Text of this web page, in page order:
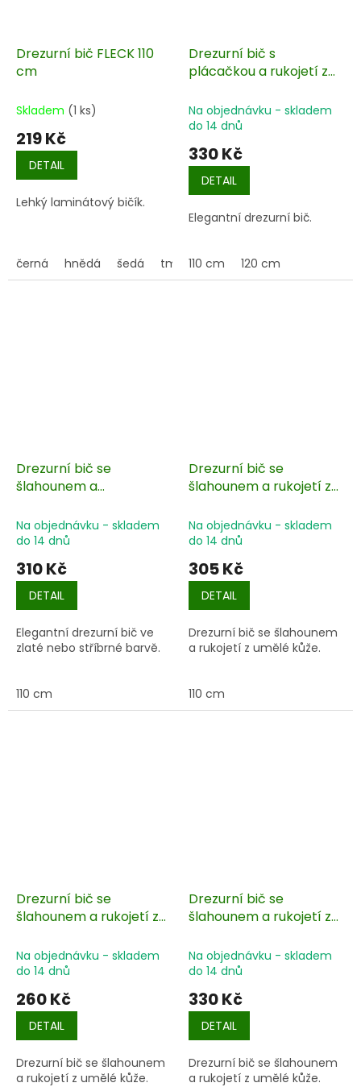
Drezurní bič FLECK 110
cm
Skladem (1 ks)
219 Kč
DETAIL
Lehký laminátový bičík.
černá hnědá šedá tmavě modrá světle modrá
Drezurní bič s
plácačkou a rukojetí z
Na objednávku - skladem
do 14 dnů
330 Kč
DETAIL
Elegantní drezurní bič.
110 cm 120 cm
Drezurní bič se
šlahounem a
Na objednávku - skladem
do 14 dnů
310 Kč
DETAIL
Elegantní drezurní bič ve
zlaté nebo stříbrné barvě.
110 cm
Drezurní bič se
šlahounem a rukojetí z
Na objednávku - skladem
do 14 dnů
305 Kč
DETAIL
Drezurní bič se šlahounem
a rukojetí z umělé kůže.
110 cm
Drezurní bič se
šlahounem a rukojetí z
Na objednávku - skladem
do 14 dnů
260 Kč
DETAIL
Drezurní bič se šlahounem
a rukojetí z umělé kůže.
Drezurní bič se
šlahounem a rukojetí z
Na objednávku - skladem
do 14 dnů
330 Kč
DETAIL
Drezurní bič se šlahounem
a rukojetí z umělé kůže.